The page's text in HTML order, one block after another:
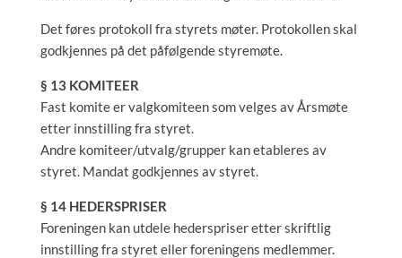
Det føres protokoll fra styrets møter. Protokollen skal
godkjennes på det påfølgende styremøte.
§ 13 KOMITEER
Fast komite er valgkomiteen som velges av Årsmøte
etter innstilling fra styret.
Andre komiteer/utvalg/grupper kan etableres av
styret. Mandat godkjennes av styret.
§ 14 HEDERSPRISER
Foreningen kan utdele hederspriser etter skriftlig
innstilling fra styret eller foreningens medlemmer.